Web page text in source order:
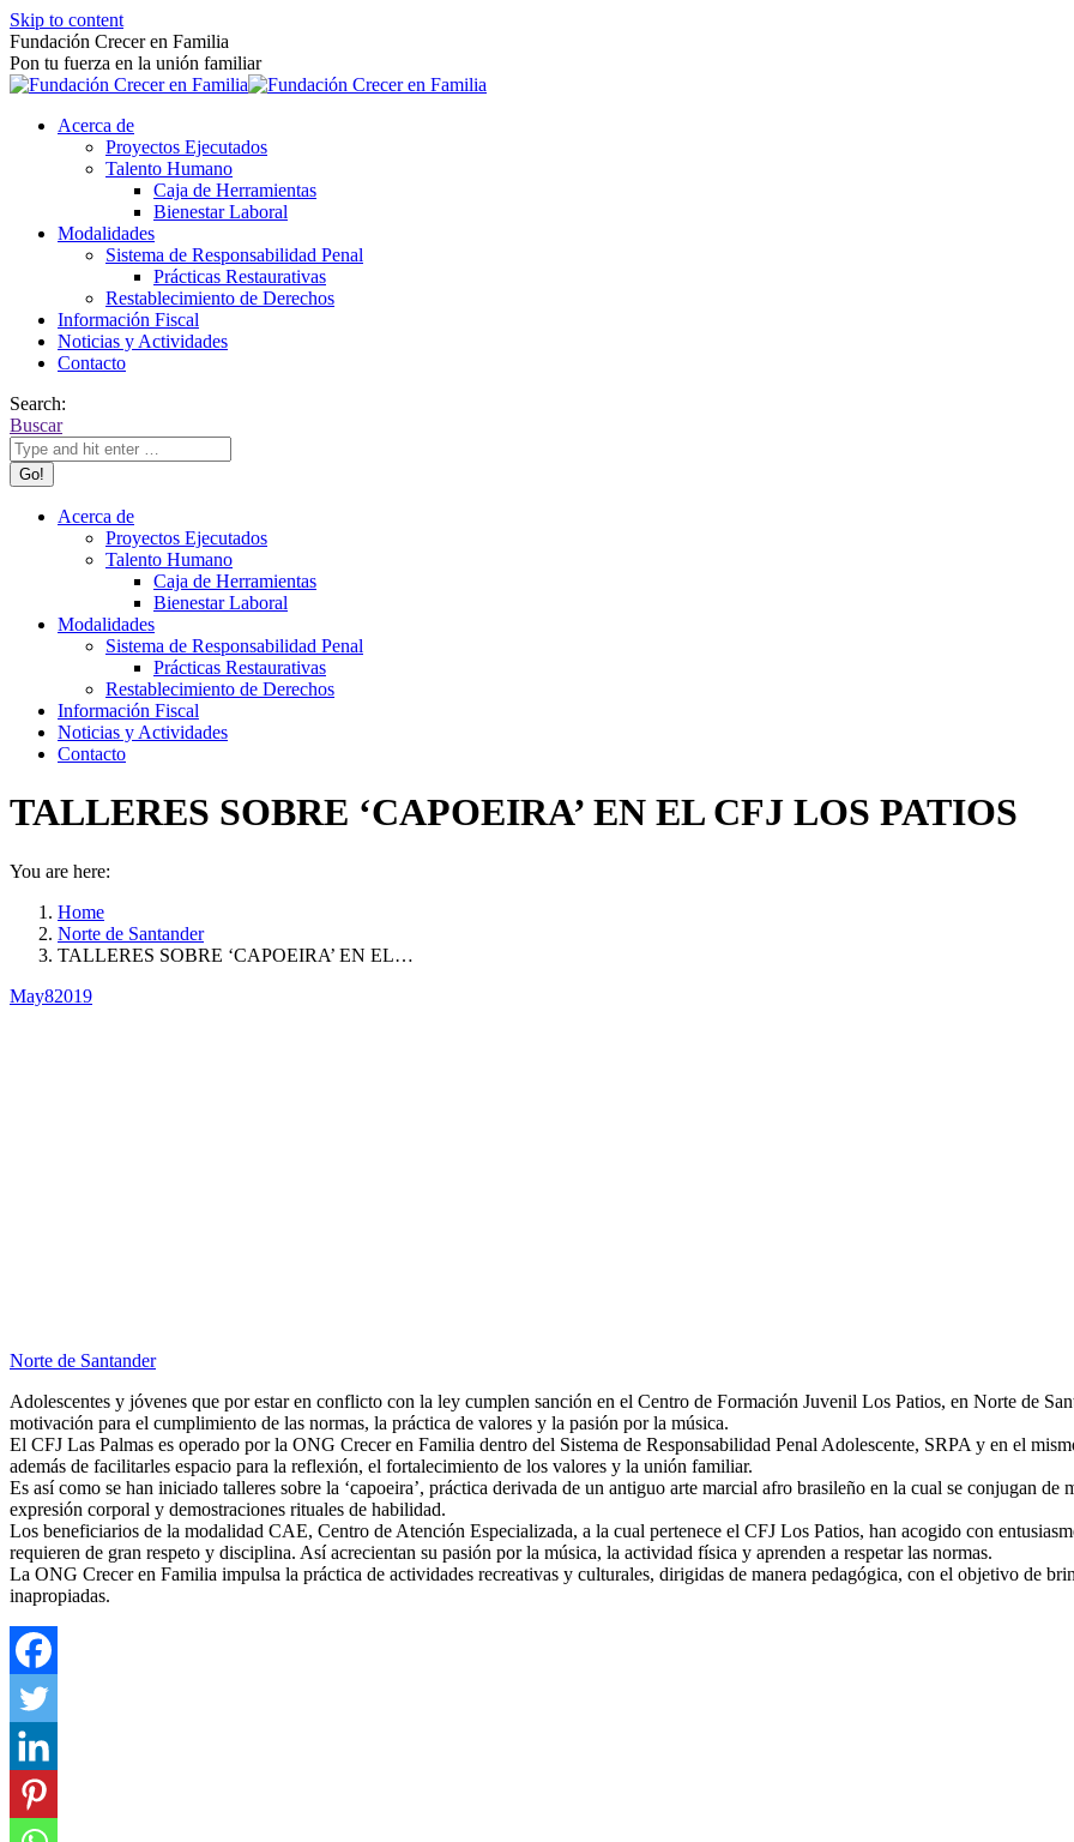
Skip to content
Fundación Crecer en Familia
Pon tu fuerza en la unión familiar
Acerca de
Proyectos Ejecutados
Talento Humano
Caja de Herramientas
Bienestar Laboral
Modalidades
Sistema de Responsabilidad Penal
Prácticas Restaurativas
Restablecimiento de Derechos
Información Fiscal
Noticias y Actividades
Contacto
Search:
Buscar
Acerca de
Proyectos Ejecutados
Talento Humano
Caja de Herramientas
Bienestar Laboral
Modalidades
Sistema de Responsabilidad Penal
Prácticas Restaurativas
Restablecimiento de Derechos
Información Fiscal
Noticias y Actividades
Contacto
TALLERES SOBRE ‘CAPOEIRA’ EN EL CFJ LOS PATIOS
You are here:
Home
Norte de Santander
TALLERES SOBRE ‘CAPOEIRA’ EN EL…
May82019
Norte de Santander
Adolescentes y jóvenes que por estar en conflicto con la ley cumplen sanción en el Centro de Formación Juvenil Los Patios, en Norte de
motivación para el cumplimiento de las normas, la práctica de valores y la pasión por la música.
El CFJ Las Palmas es operado por la ONG Crecer en Familia dentro del Sistema de Responsabilidad Penal Adolescente, SRPA y en el
además de facilitarles espacio para la reflexión, el fortalecimiento de los valores y la unión familiar.
Es así como se han iniciado talleres sobre la ‘capoeira’, práctica derivada de un antiguo arte marcial afro brasileño en la cual se conjugan
expresión corporal y demostraciones rituales de habilidad.
Los beneficiarios de la modalidad CAE, Centro de Atención Especializada, a la cual pertenece el CFJ Los Patios, han acogido con
requieren de gran respeto y disciplina. Así acrecientan su pasión por la música, la actividad física y aprenden a respetar las normas.
La ONG Crecer en Familia impulsa la práctica de actividades recreativas y culturales, dirigidas de manera pedagógica, con el objetivo de
inapropiadas.